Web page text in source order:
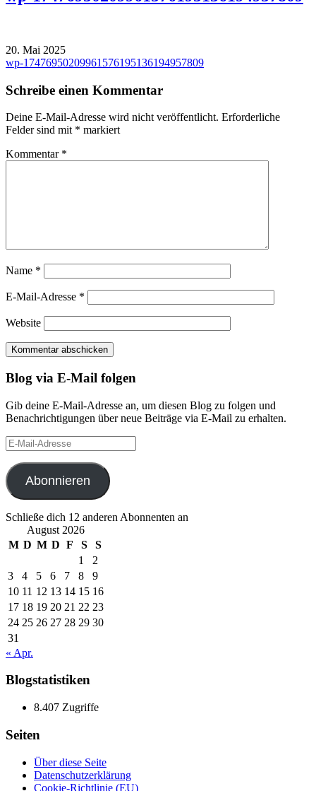
20. Mai 2025
Beitragsnavigation
wp-17476950209961576195136194957809
Schreibe einen Kommentar
Deine E-Mail-Adresse wird nicht veröffentlicht. Erforderliche
Felder sind mit * markiert
Kommentar *
Name *
E-Mail-Adresse *
Website
Blog via E-Mail folgen
Gib deine E-Mail-Adresse an, um diesen Blog zu folgen und
Benachrichtigungen über neue Beiträge via E-Mail zu erhalten.
E-
Mail-
Adresse
Abonnieren
Schließe dich 12 anderen Abonnenten an
August 2026
M D M D F S
S
1
2
3
4 5 6 7 8
9
10 11 12 13 14 15 16
17 18 19 20 21 22 23
24 25 26 27 28 29 30
31
« Apr.
Blogstatistiken
8.407 Zugriffe
Seiten
Über diese Seite
Datenschutzerklärung
Cookie-Richtlinie (EU)